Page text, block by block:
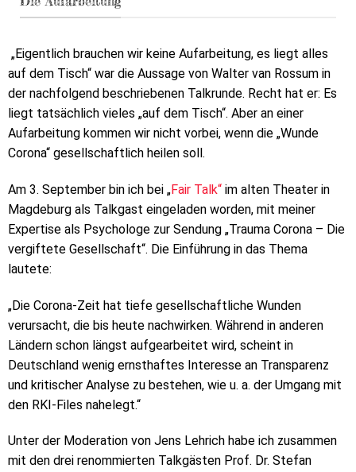
„Eigentlich brauchen wir keine Aufarbeitung, es liegt alles
auf dem Tisch“ war die Aussage von Walter van Rossum in
der nachfolgend beschriebenen Talkrunde. Recht hat er: Es
liegt tatsächlich vieles „auf dem Tisch“. Aber an einer
Aufarbeitung kommen wir nicht vorbei, wenn die „Wunde
Corona“ gesellschaftlich heilen soll.
Am 3. September bin ich bei „Fair Talk“ im alten Theater in
Magdeburg als Talkgast eingeladen worden, mit meiner
Expertise als Psychologe zur Sendung „Trauma Corona – Die
vergiftete Gesellschaft“. Die Einführung in das Thema
lautete:
„Die Corona-Zeit hat tiefe gesellschaftliche Wunden
verursacht, die bis heute nachwirken. Während in anderen
Ländern schon längst aufgearbeitet wird, scheint in
Deutschland wenig ernsthaftes Interesse an Transparenz
und kritischer Analyse zu bestehen, wie u. a. der Umgang mit
den RKI-Files nahelegt.“
Unter der Moderation von Jens Lehrich habe ich zusammen
mit den drei renommierten Talkgästen Prof. Dr. Stefan